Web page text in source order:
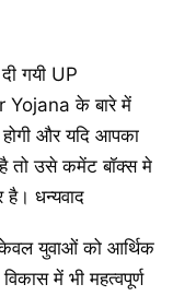
गयी UP
के बारे में
और यदि आपका
तो उसे कमेंट बॉक्स मे
धन्यवाद
केवल युवाओं को आर्थिक
में भी महत्वपूर्ण